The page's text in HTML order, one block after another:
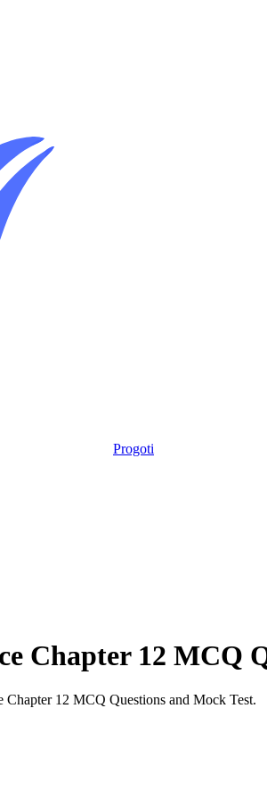
Progoti
Chapter 12 MCQ
Chapter 12 MCQ Questions and Mock Test.